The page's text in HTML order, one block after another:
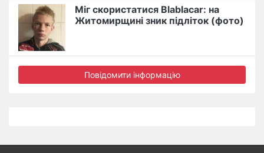
Міг скористатися Blablacar: на
Житомирщині зник підліток (фото)
Повідомити інформацію